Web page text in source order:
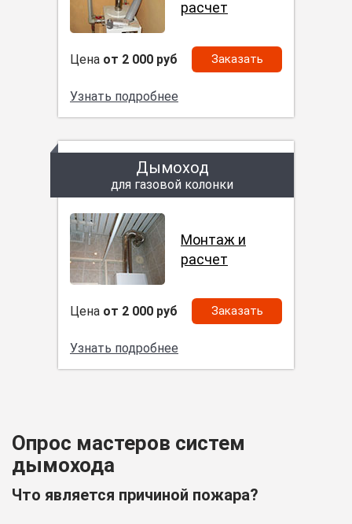
расчет
Цена от 2 000 руб Заказать
Узнать подробнее
Дымоход
для газовой колонки
Монтаж и
расчет
Цена от 2 000 руб Заказать
Узнать подробнее
Опрос мастеров систем
дымохода
Что является причиной пожара?